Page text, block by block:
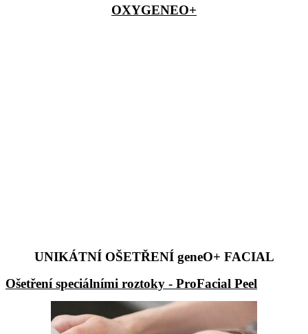
OXYGENEO+
UNIKÁTNÍ OŠETŘENÍ geneO+ FACIAL
Ošetření speciálními roztoky - ProFacial Peel